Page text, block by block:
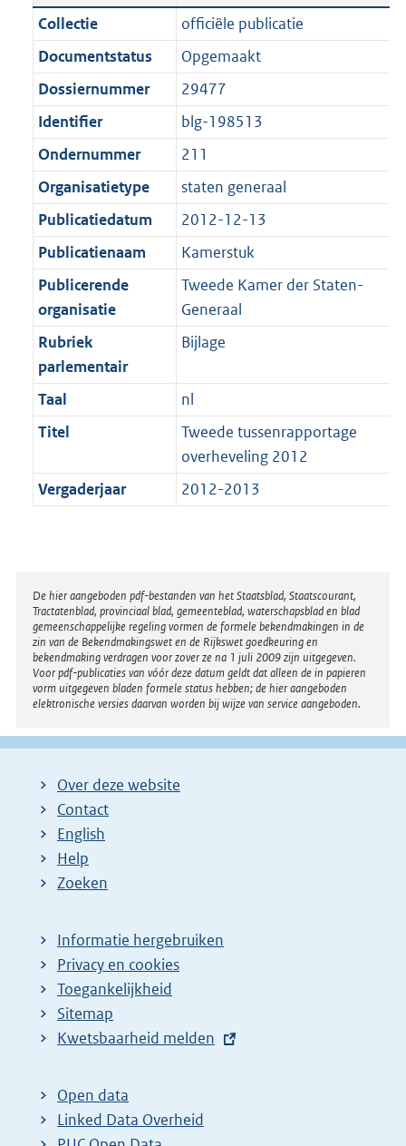
c
t
i
e
n
f
o
r
m
a
a
t
t
:
2
,
M
b
n
d
s
r
o
t
t
e
:
1
K
b
a
n
d
g
r
o
t
t
e
:
K
Collectie
officiële publicatie
Documentstatus
Opgemaakt
Dossiernummer
29477
Identifier
blg-198513
Ondernummer
211
Organisatietype
staten generaal
Publicatiedatum
2012-12-13
Publicatienaam
Kamerstuk
Publicerende
organisatie
Tweede Kamer der Staten-
Generaal
Rubriek
parlementair
Bijlage
Taal
nl
Titel
Tweede tussenrapportage
overheveling 2012
Vergaderjaar
2012-2013
Disclaimer
De hier aangeboden pdf-bestanden van het Staatsblad, Staatscourant,
Tractatenblad, provinciaal blad, gemeenteblad, waterschapsblad en blad
gemeenschappelijke regeling vormen de formele bekendmakingen in de
zin van de Bekendmakingswet en de Rijkswet goedkeuring en
bekendmaking verdragen voor zover ze na 1 juli 2009 zijn uitgegeven.
Voor pdf-publicaties van vóór deze datum geldt dat alleen de in papieren
vorm uitgegeven bladen formele status hebben; de hier aangeboden
elektronische versies daarvan worden bij wijze van service aangeboden.
Over deze website
Contact
English
Help
Zoeken
Informatie hergebruiken
Privacy en cookies
Toegankelijkheid
Sitemap
E
t
e
r
Kwetsbaarheid melden
Open data
Linked Data Overheid